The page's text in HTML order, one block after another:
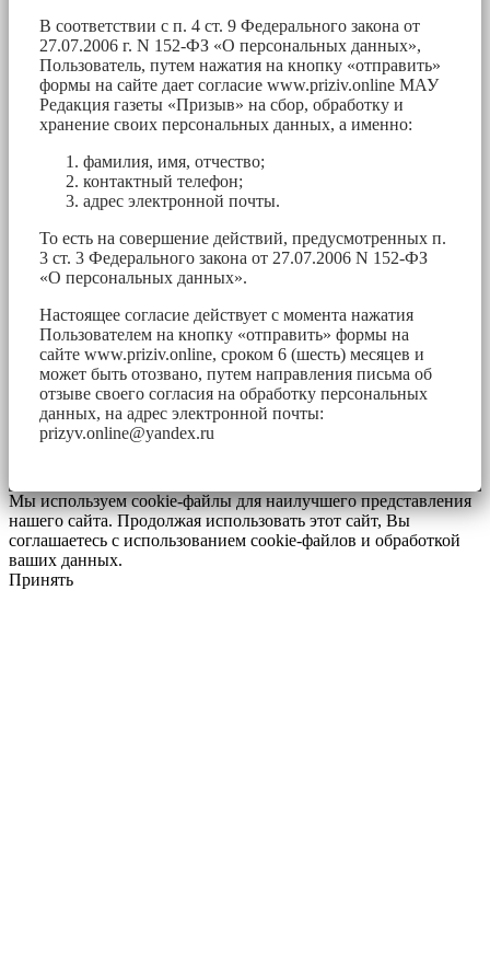
В соответствии с п. 4 ст. 9 Федерального закона от
27.07.2006 г. N 152-ФЗ «О персональных данных»,
Пользователь, путем нажатия на кнопку «отправить»
формы на сайте дает согласие www.priziv.online МАУ
Редакция газеты «Призыв» на сбор, обработку и
хранение своих персональных данных, а именно:
фамилия, имя, отчество;
контактный телефон;
адрес электронной почты.
То есть на совершение действий, предусмотренных п.
3 ст. 3 Федерального закона от 27.07.2006 N 152-ФЗ
«О персональных данных».
Настоящее согласие действует с момента нажатия
Пользователем на кнопку «отправить» формы на
сайте www.priziv.online, сроком 6 (шесть) месяцев и
может быть отозвано, путем направления письма об
отзыве своего согласия на обработку персональных
данных, на адрес электронной почты:
prizyv.online@yandex.ru
Мы используем cookie-файлы для наилучшего представления
нашего сайта. Продолжая использовать этот сайт, Вы
соглашаетесь с использованием cookie-файлов и обработкой
ваших данных.
Принять